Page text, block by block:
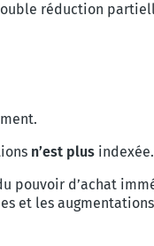
réduction
n’est plus indexée.
pouvoir d’achat
et les